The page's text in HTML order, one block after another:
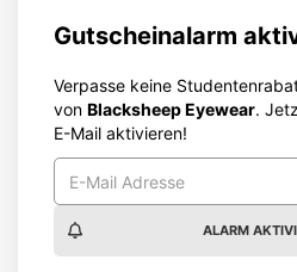
Gutscheinalarm
Verpasse keine
von Blacksheep Eyewear.
E-Mail aktivieren!
ALARM